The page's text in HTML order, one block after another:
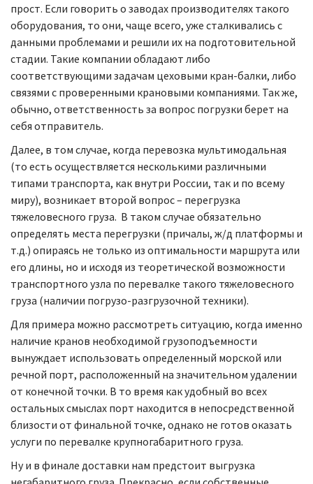
прост. Если говорить о заводах производителях такого
оборудования, то они, чаще всего, уже сталкивались с
данными проблемами и решили их на подготовительной
стадии. Такие компании обладают либо
соответствующими задачам цеховыми кран-балки, либо
связями с проверенными крановыми компаниями. Так же,
обычно, ответственность за вопрос погрузки берет на
себя отправитель.
Далее, в том случае, когда перевозка мультимодальная
(то есть осуществляется несколькими различными
типами транспорта, как внутри России, так и по всему
миру), возникает второй вопрос – перегрузка
тяжеловесного груза. В таком случае обязательно
определять места перегрузки (причалы, ж/д платформы и
т.д.) опираясь не только из оптимальности маршрута или
его длины, но и исходя из теоретической возможности
транспортного узла по перевалке такого тяжеловесного
груза (наличии погрузо-разгрузочной техники).
Для примера можно рассмотреть ситуацию, когда именно
наличие кранов необходимой грузоподъемности
вынуждает использовать определенный морской или
речной порт, расположенный на значительном удалении
от конечной точки. В то время как удобный во всех
остальных смыслах порт находится в непосредственной
близости от финальной точке, однако не готов оказать
услуги по перевалке крупногабаритного груза.
Ну и в финале доставки нам предстоит выгрузка